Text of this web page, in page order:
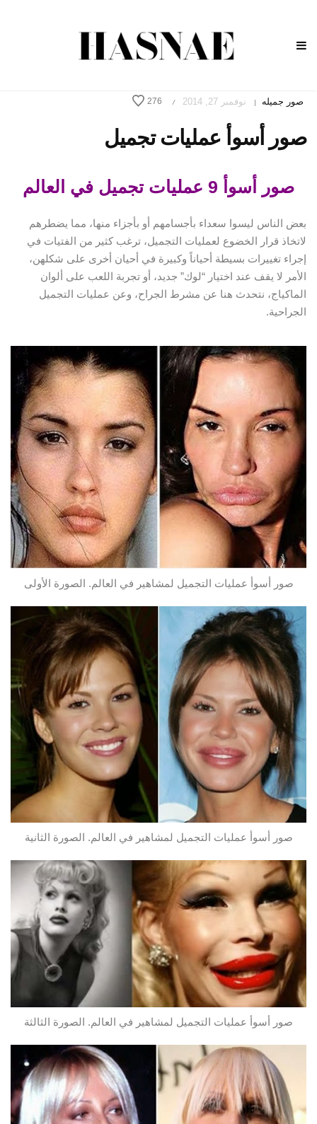
صور جميله | نوفمبر 27, 2014 /
276
صور أسوأ عمليات تجميل
صور أسوأ 9 عمليات تجميل في العالم
بعض الناس ليسوا سعداء بأجسامهم أو بأجزاء منها، مما يضطرهم
لاتخاذ قرار الخضوع لعمليات التجميل، ترغب كثير من الفتيات في
إجراء تغييرات بسيطة أحياناً وكبيرة في أحيان أخرى على شكلهن،
الأمر لا يقف عند اختيار “لوك” جديد، أو تجربة اللعب على ألوان
الماكياج، نتحدث هنا عن مشرط الجراح، وعن عمليات التجميل
الجراحية.
صور أسوأ عمليات التجميل لمشاهير في العالم. الصورة الأولى
صور أسوأ عمليات التجميل لمشاهير في العالم. الصورة الثانية
صور أسوأ عمليات التجميل لمشاهير في العالم. الصورة الثالثة